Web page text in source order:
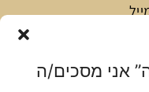
אני מסכים/ה